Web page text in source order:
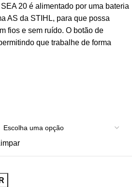
20 é alimentado por uma bateria
AS da STIHL, para que possa
fios e sem ruído. O botão de
que trabalhe de forma